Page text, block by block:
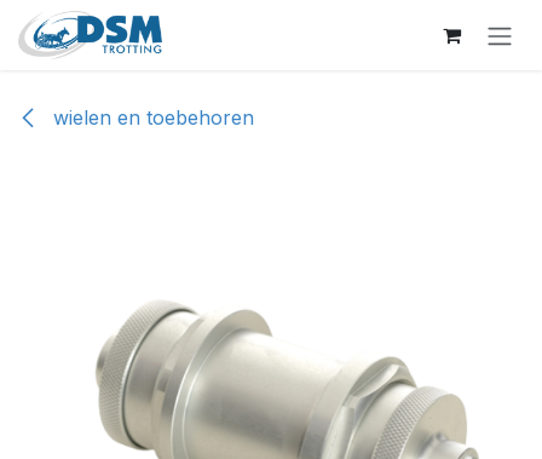
Overslaan naar inhoud
wielen en toebehoren